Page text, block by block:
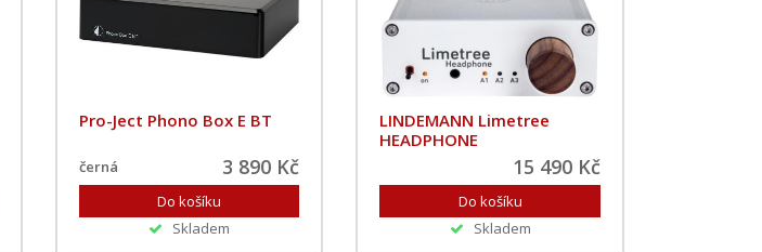
Pro-Ject Phono Box E BT
černá 3 890 Kč
Skladem
LINDEMANN Limetree
HEADPHONE
15 490 Kč
Skladem